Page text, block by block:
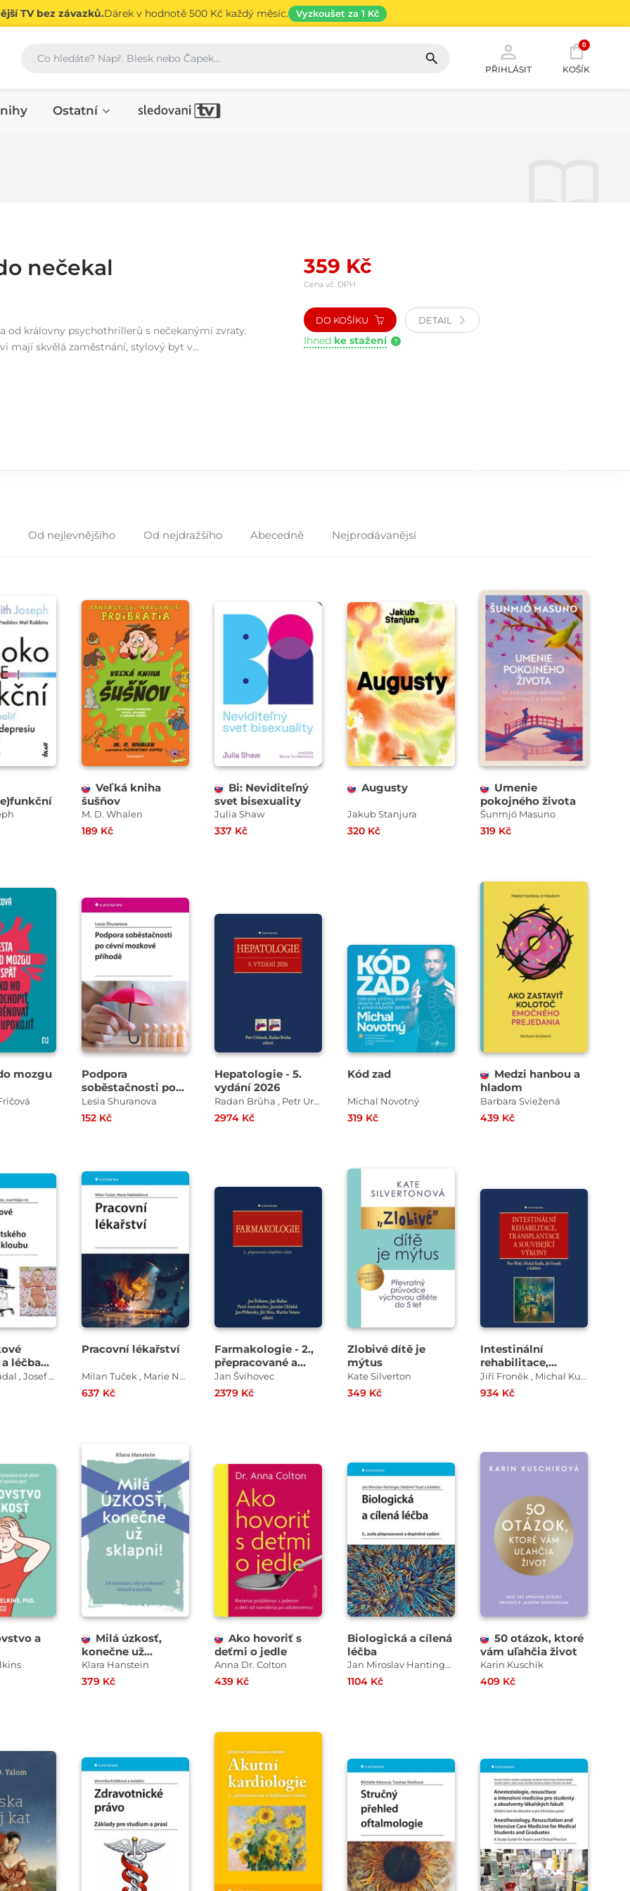
TV bez závazků.Dárek v hodnotě 500 Kč každý měsíc. Vyzkoušet za 1 Kč
Vyhledávání
PŘIHLÁSIT
0
KOŠÍK
Ostatní
nečekal
od královny psychothrillerů s nečekanými zvraty.
mají skvělá zaměstnání, stylový byt v...
359 Kč
Cena vč. DPH
DO KOŠÍKU DETAIL
Ihned ke stažení ?
Od nejlevnějšího Od nejdražšího Abecedně Nejprodávanějsí
Veľká kniha
šušňov
M. D. Whalen
189 Kč
Bi: Neviditeľný
svet bisexuality
Julia Shaw
337 Kč
Augusty
Jakub Stanjura
320 Kč
Umenie
pokojného života
Šunmjó Masuno
319 Kč
mozgu
Podpora
soběstačnosti po
cévní mozkové
příhodě
Lesia Shuranova
152 Kč
Hepatologie - 5.
vydání 2026
Radan Brůha , Petr Urbánek
2974 Kč
Kód zad
Michal Novotný
319 Kč
Medzi hanbou a
hladom
Barbara Sviežená
439 Kč
léčba
Martin Ošťádal , Josef Kiliján ml. , Josef Kiliján
Pracovní lékařství
Milan Tuček , Marie Nakládalová
637 Kč
Farmakologie - 2.,
přepracované a
doplněné vydání
Jan Švihovec
2379 Kč
Zlobivé dítě je
mýtus
Kate Silverton
349 Kč
Intestinální
rehabilitace,
transplantace a
související výkony
Jiří Froněk , Michal Kudla , Petr Wohl
934 Kč
a
Milá úzkosť,
konečne už
sklapni!: 24
návodov, ako
Klara Hanstein
379 Kč
Ako hovoriť s
deťmi o jedle
Anna Dr. Colton
439 Kč
Biologická a cílená
léčba
Jan Miroslav Hantinger , Vladimír Tesař
1104 Kč
50 otázok, ktoré
vám uľahčia život
Karin Kuschik
409 Kč